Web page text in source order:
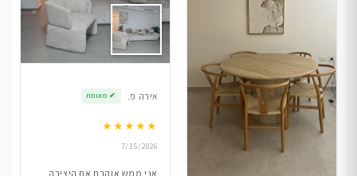
אירה פ. ✔ מאומת
★★★★★
7/15/2026
אני ממש אוהבת את היצירה